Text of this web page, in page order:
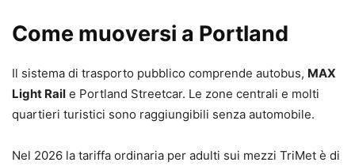
Come muoversi a Portland
Il sistema di trasporto pubblico comprende autobus, MAX
Light Rail e Portland Streetcar. Le zone centrali e molti
quartieri turistici sono raggiungibili senza automobile.
Nel 2026 la tariffa ordinaria per adulti sui mezzi TriMet è di